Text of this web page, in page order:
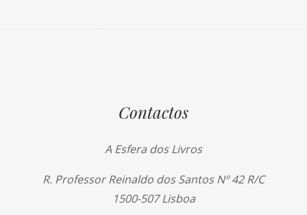
Contactos
A Esfera dos Livros
R. Professor Reinaldo dos Santos Nº 42 R/C
1500-507 Lisboa